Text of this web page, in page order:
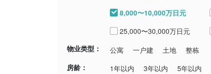
中頭郡中城村
8,000〜10,000万日元
25,000〜30,000万日元
物业类型：
公寓 一户建 土地
整栋
房龄：
1年以内 3年以内 5年以内